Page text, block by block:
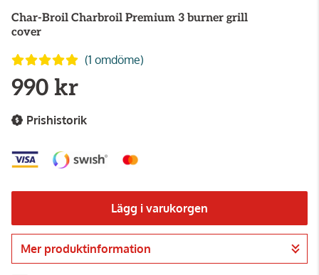
Char-Broil Charbroil Premium 3 burner grill
cover
(1 omdöme)
990 kr
Prishistorik
Lägg i varukorgen
Gå till kassan
Mer produktinformation